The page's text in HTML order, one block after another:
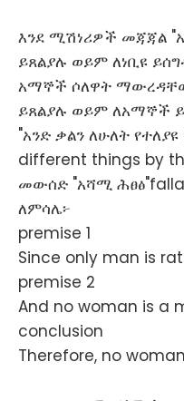
እንደ ሚሽነሪዎች መጃጃል
ይጸልያሉ ወይም ለነቢዩ
አማኞች ሶለዋት
ይጸልያሉ ወይም ለአማኞች
"አንድ ቃልን ለሁለት
different things by
መውሰድ "አሻሚ
ለምሳሌ፦
premise 1
Since only man is
premise 2
And no woman is a
conclusion
Therefore, no